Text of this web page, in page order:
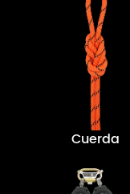
Cuerda